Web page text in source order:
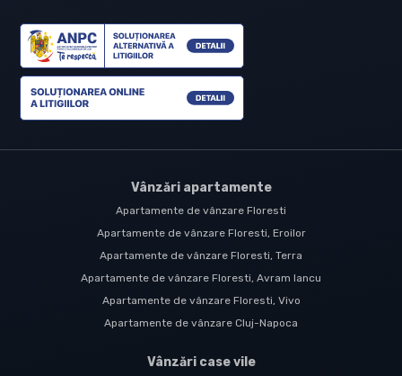
Vânzări apartamente
Apartamente de vânzare Floresti
Apartamente de vânzare Floresti, Eroilor
Apartamente de vânzare Floresti, Terra
Apartamente de vânzare Floresti, Avram Iancu
Apartamente de vânzare Floresti, Vivo
Apartamente de vânzare Cluj-Napoca
Vânzări case vile